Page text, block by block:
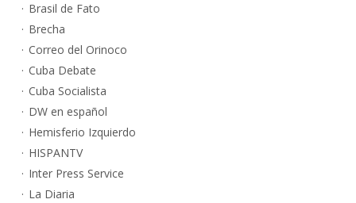
Brasil de Fato
Brecha
Correo del Orinoco
Cuba Debate
Cuba Socialista
DW en español
Hemisferio Izquierdo
HISPANTV
Inter Press Service
La Diaria